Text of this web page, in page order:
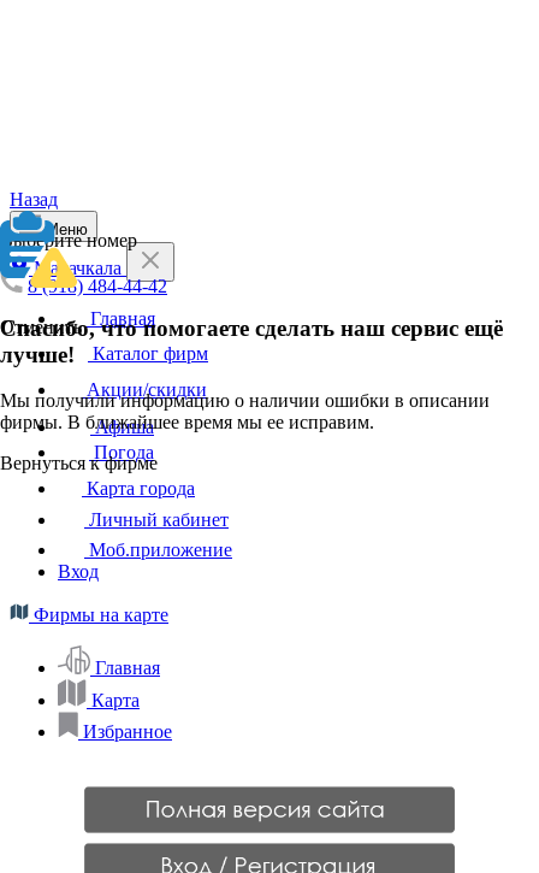
Назад
Выберите номер
8 (918) 484-44-42
Отменить
Спасибо, что помогаете сделать наш сервис ещё
лучше!
Мы получили информацию о наличии ошибки в описании
фирмы. В ближайшее время мы ее исправим.
Вернуться к фирме
Меню
Махачкала
Главная
Каталог фирм
Акции/скидки
Афиша
Погода
Карта города
Личный кабинет
Моб.приложение
Вход
Фирмы на карте
Главная
Карта
Избранное